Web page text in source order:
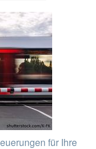
für Ihre